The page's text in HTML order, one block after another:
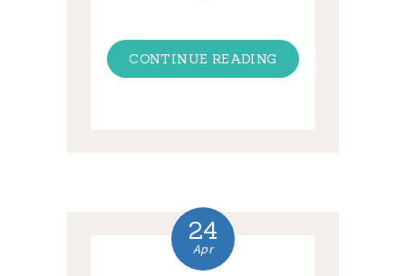
CONTINUE READING
24
Apr